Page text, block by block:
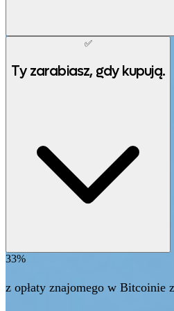
✅
Ty zarabiasz, gdy kupują.
33%
z opłaty znajomego w Bitcoinie